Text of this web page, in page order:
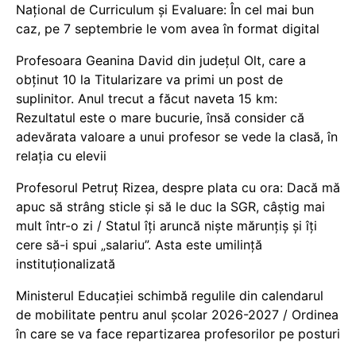
Național de Curriculum și Evaluare: În cel mai bun
caz, pe 7 septembrie le vom avea în format digital
Profesoara Geanina David din județul Olt, care a
obținut 10 la Titularizare va primi un post de
suplinitor. Anul trecut a făcut naveta 15 km:
Rezultatul este o mare bucurie, însă consider că
adevărata valoare a unui profesor se vede la clasă, în
relația cu elevii
Profesorul Petruț Rizea, despre plata cu ora: Dacă mă
apuc să strâng sticle și să le duc la SGR, câștig mai
mult într-o zi / Statul îți aruncă niște mărunțiș și îți
cere să-i spui „salariu”. Asta este umilință
instituționalizată
Ministerul Educației schimbă regulile din calendarul
de mobilitate pentru anul școlar 2026-2027 / Ordinea
în care se va face repartizarea profesorilor pe posturi